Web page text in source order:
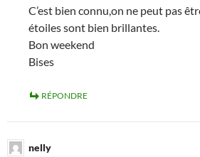
C’est bien connu,on ne peut pas
étoiles sont bien brillantes.
Bon weekend
Bises
RÉPONDRE
nelly